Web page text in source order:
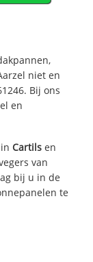
niet en
Bij ons
en
inCartils en
van
bij u in de
te